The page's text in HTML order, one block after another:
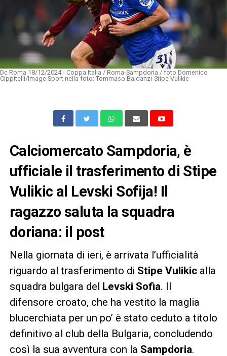
Dc Roma 18/12/2024 - Coppa Italia / Roma-Sampdoria / foto Domenico
Cippitelli/Image Sport nella foto: Tommaso Baldanzi-Stipe Vulikic
Calciomercato Sampdoria, è
ufficiale il trasferimento di Stipe
Vulikic al Levski Sofija! Il
ragazzo saluta la squadra
doriana: il post
Nella giornata di ieri, è arrivata l’ufficialità
riguardo al trasferimento di Stipe Vulikicalla
squadra bulgara del Levski Sofia. Il
difensore croato, che ha vestito la maglia
blucerchiata per un po’ è stato ceduto a titolo
definitivo al club della Bulgaria, concludendo
così la sua avventura con la Sampdoria.